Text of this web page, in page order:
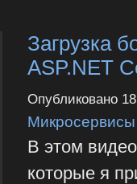
Загрузка
ASP.NET
Опубликовано
Микросервисы
В этом
которые я